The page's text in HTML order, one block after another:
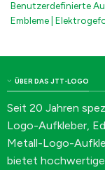
Benutzerdefinierte
Embleme |
ÜBER DAS JTT-LOGO
Seit 20 Jahren
Logo-Aufkleber,
Metall-Logo-
bietet